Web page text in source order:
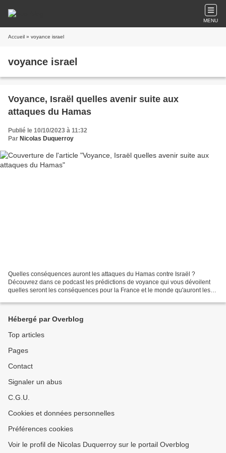
MENU
Accueil » voyance israel
voyance israel
Voyance, Israël quelles avenir suite aux
attaques du Hamas
Publié le 10/10/2023 à 11:32
Par Nicolas Duquerroy
Quelles conséquences auront les attaques du Hamas contre Israël ?
Découvrez dans ce podcast les prédictions de voyance qui vous dévoilent
quelles seront les conséquences pour la France et le monde qu'auront les
Hébergé par Overblog
Top articles
Pages
Contact
Signaler un abus
C.G.U.
Cookies et données personnelles
Préférences cookies
Voir le profil de Nicolas Duquerroy sur le portail Overblog